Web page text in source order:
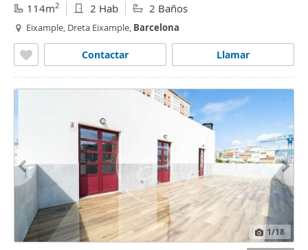
114m2 2 Hab 2 Baños
Eixample, Dreta Eixample, Barcelona
Llamar
Contactar
1/18